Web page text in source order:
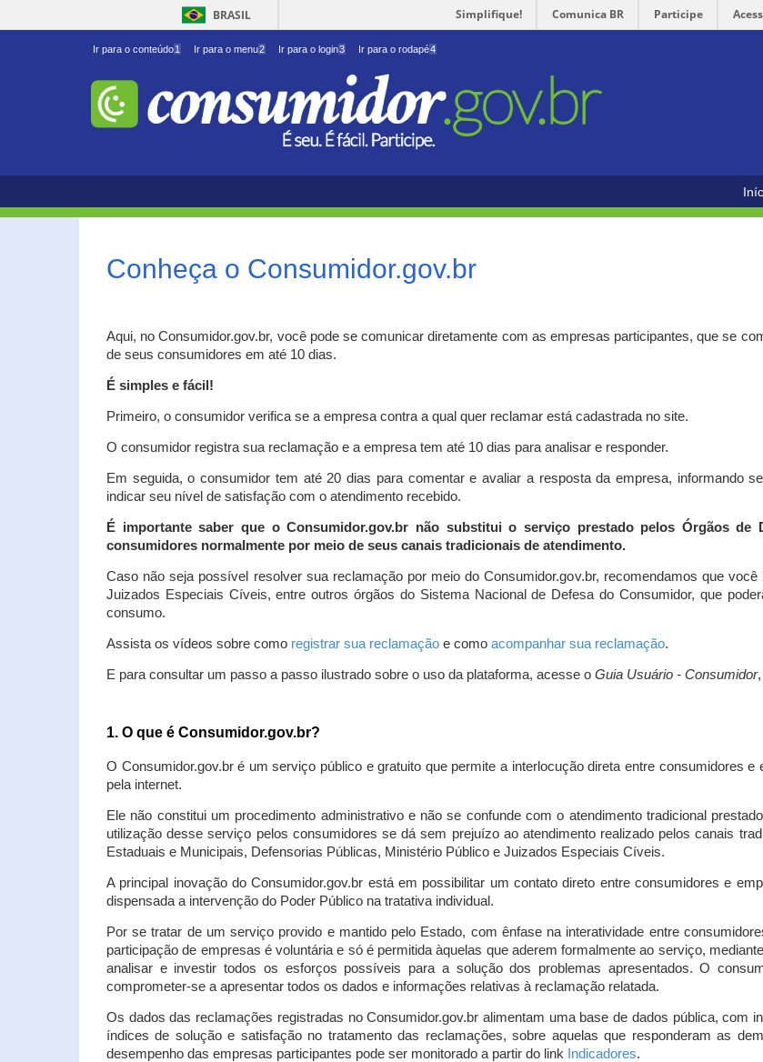
BRASIL Simplifique! Comunica BR Participe
Ir para o conteúdo1 Ir para o menu2 Ir para o login3 Ir para o rodapé4
Conheça o Consumidor.gov.br
Aqui, no Consumidor.gov.br, você pode se comunicar diretamente com as empresas participantes, que se
de seus consumidores em até 10 dias.
É simples e fácil!
Primeiro, o consumidor verifica se a empresa contra a qual quer reclamar está cadastrada no site.
O consumidor registra sua reclamação e a empresa tem até 10 dias para analisar e responder.
Em seguida, o consumidor tem até 20 dias para comentar e avaliar a resposta da empresa, informando
indicar seu nível de satisfação com o atendimento recebido.
É importante saber que o Consumidor.gov.br não substitui o serviço prestado pelos Órgãos de
consumidores normalmente por meio de seus canais tradicionais de atendimento.
Caso não seja possível resolver sua reclamação por meio do Consumidor.gov.br, recomendamos que
Juizados Especiais Cíveis, entre outros órgãos do Sistema Nacional de Defesa do Consumidor, que
consumo.
Assista os vídeos sobre como registrar sua reclamação e como acompanhar sua reclamação.
E para consultar um passo a passo ilustrado sobre o uso da plataforma, acesse o Guia Usuário - Consumidor
1. O que é Consumidor.gov.br?
O Consumidor.gov.br é um serviço público e gratuito que permite a interlocução direta entre consumidores
pela internet.
Ele não constitui um procedimento administrativo e não se confunde com o atendimento tradicional
utilização desse serviço pelos consumidores se dá sem prejuízo ao atendimento realizado pelos canais
Estaduais e Municipais, Defensorias Públicas, Ministério Público e Juizados Especiais Cíveis.
A principal inovação do Consumidor.gov.br está em possibilitar um contato direto entre consumidores e
dispensada a intervenção do Poder Público na tratativa individual.
Por se tratar de um serviço provido e mantido pelo Estado, com ênfase na interatividade entre
participação de empresas é voluntária e só é permitida àquelas que aderem formalmente ao serviço,
analisar e investir todos os esforços possíveis para a solução dos problemas apresentados. O
comprometer-se a apresentar todos os dados e informações relativas à reclamação relatada.
Os dados das reclamações registradas no Consumidor.gov.br alimentam uma base de dados pública, com
índices de solução e satisfação no tratamento das reclamações, sobre aquelas que responderam as
desempenho das empresas participantes pode ser monitorado a partir do link
Indicadores.